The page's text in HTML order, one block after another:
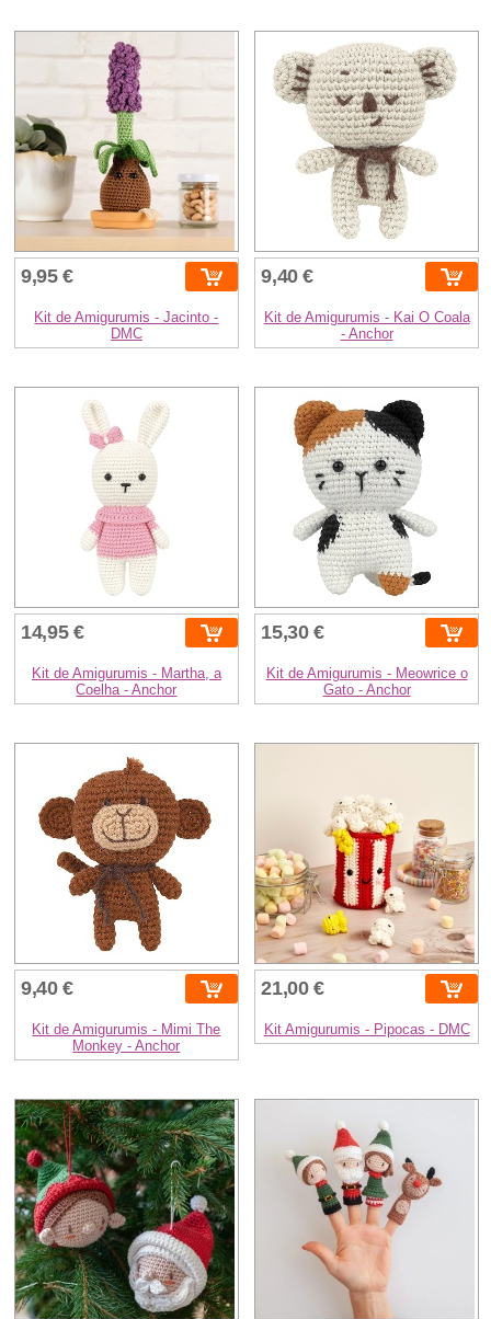
9,95 €
Kit de Amigurumis - Jacinto -
DMC
9,40 €
Kit de Amigurumis - Kai O Coala
- Anchor
14,95 €
Kit de Amigurumis - Martha, a
Coelha - Anchor
15,30 €
Kit de Amigurumis - Meowrice o
Gato - Anchor
9,40 €
Kit de Amigurumis - Mimi The
Monkey - Anchor
21,00 €
Kit Amigurumis - Pipocas - DMC